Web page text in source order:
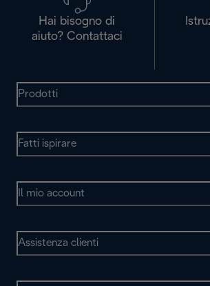
Hai bisogno di
aiuto? Contattaci
Prodotti
Fatti ispirare
Il mio account
Assistenza clienti